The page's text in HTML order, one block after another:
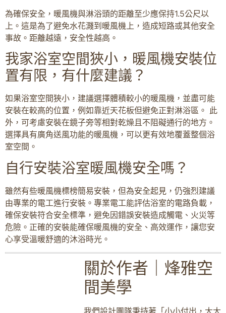
為確保安全，暖風機與淋浴頭的距離至少應保持1.5公尺以
上。這是為了避免水花濺到暖風機上，造成短路或其他安全
事故。距離越遠，安全性越高。
我家浴室空間狹小，暖風機安裝位
置有限，有什麼建議？
如果浴室空間狹小，建議選擇體積較小的暖風機，並盡可能
安裝在較高的位置，例如靠近天花板但避免正對淋浴區。 此
外，可考慮安裝在鏡子旁等相對乾燥且不阻礙通行的地方。
選擇具有廣角送風功能的暖風機，可以更有效地覆蓋整個浴
室空間。
自行安裝浴室暖風機安全嗎？
雖然有些暖風機標榜簡易安裝，但為安全起見，仍強烈建議
由專業的電工進行安裝。專業電工能評估浴室的電路負載，
確保安裝符合安全標準，避免因錯誤安裝造成觸電、火災等
危險。正確的安裝能確保暖風機的安全、高效運作，讓您安
心享受溫暖舒適的沐浴時光。
關於作者｜烽雅空
間美學